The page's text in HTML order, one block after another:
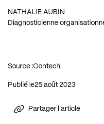
NATHALIE AUBIN
Diagnosticienne
Source :Contech
Publié le 25 août 2023
Partager l'article